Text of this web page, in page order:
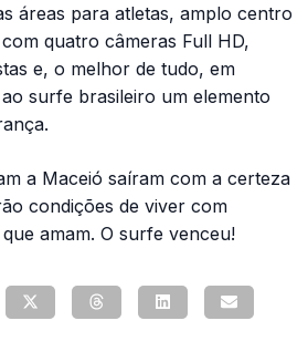
áreas para atletas, amplo centro
quatro câmeras Full HD,
e, o melhor de tudo, em
surfe brasileiro um elemento
a Maceió saíram com a certeza
condições de viver com
amam. O surfe venceu!